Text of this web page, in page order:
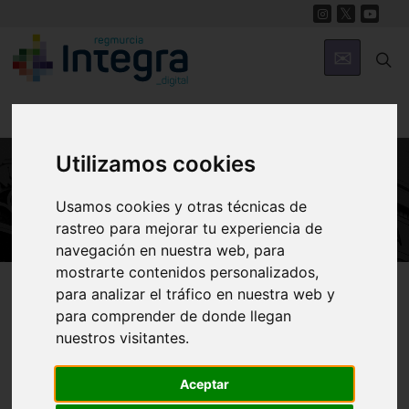
Utilizamos cookies
Usamos cookies y otras técnicas de
rastreo para mejorar tu experiencia de
navegación en nuestra web, para
mostrarte contenidos personalizados,
para analizar el tráfico en nuestra web y
para comprender de donde llegan
nuestros visitantes.
Aceptar
ARTE Y CULTURA
Región de Murcia Digital Arte y Cultura
Damián Lajara abre la